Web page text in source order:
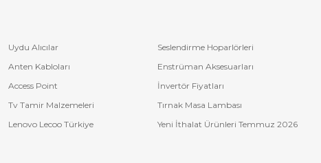
Uydu Alıcılar
Seslendirme Hoparlörleri
Anten Kabloları
Enstrüman Aksesuarları
Access Point
İnvertör Fiyatları
Tv Tamir Malzemeleri
Tırnak Masa Lambası
Lenovo Lecoo Türkiye Yeni İthalat Ürünleri Temmuz 2026